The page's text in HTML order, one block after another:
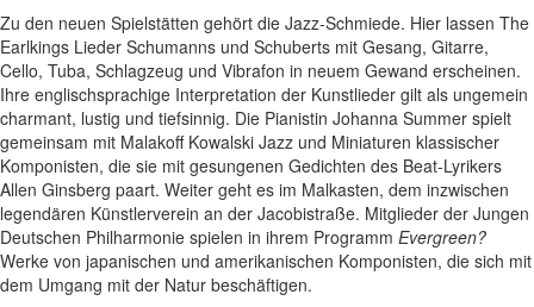
Zu den neuen Spielstätten gehört die Jazz-Schmiede. Hier lassen The
Earlkings Lieder Schumanns und Schuberts mit Gesang, Gitarre,
Cello, Tuba, Schlagzeug und Vibrafon in neuem Gewand erscheinen.
Ihre englischsprachige Interpretation der Kunstlieder gilt als ungemein
charmant, lustig und tiefsinnig. Die Pianistin Johanna Summer spielt
gemeinsam mit Malakoff Kowalski Jazz und Miniaturen klassischer
Komponisten, die sie mit gesungenen Gedichten des Beat-Lyrikers
Allen Ginsberg paart. Weiter geht es im Malkasten, dem inzwischen
legendären Künstlerverein an der Jacobistraße. Mitglieder der Jungen
Deutschen Philharmonie spielen in ihrem Programm Evergreen?
Werke von japanischen und amerikanischen Komponisten, die sich mit
dem Umgang mit der Natur beschäftigen.